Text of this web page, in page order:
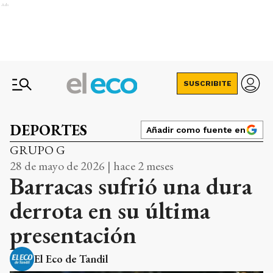
Ads
SUSCRIBITE
DEPORTES Añadir como fuente en
GRUPO G
28 de mayo de 2026 | hace 2 meses
Barracas sufrió una dura
derrota en su última
presentación
El Eco de Tandil